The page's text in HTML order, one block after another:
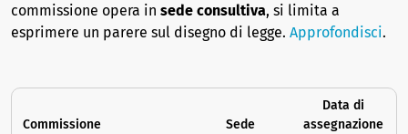
commissione opera in sede consultiva, si limita a
esprimere un parere sul disegno di legge. Approfondisci.
Commissione Sede
Data di
assegnazione